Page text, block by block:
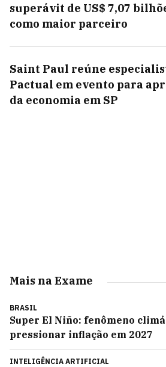
superávit de US$ 7,07
como maior parceiro
Saint Paul reúne
Pactual em evento para
da economia em SP
Mais na Exame
BRASIL
Super El Niño: fenômeno
pressionar inflação em 2027
INTELIGÊNCIA ARTIFICIAL